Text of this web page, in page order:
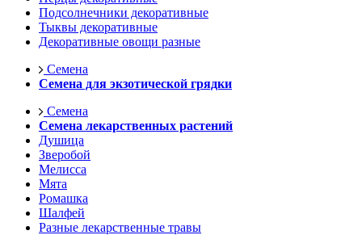
Подсолнечники декоративные
Тыквы декоративные
Декоративные овощи разные
Семена
Семена для экзотической грядки
Семена
Семена лекарственных растений
Душица
Зверобой
Мелисса
Мята
Ромашка
Шалфей
Разные лекарственные травы